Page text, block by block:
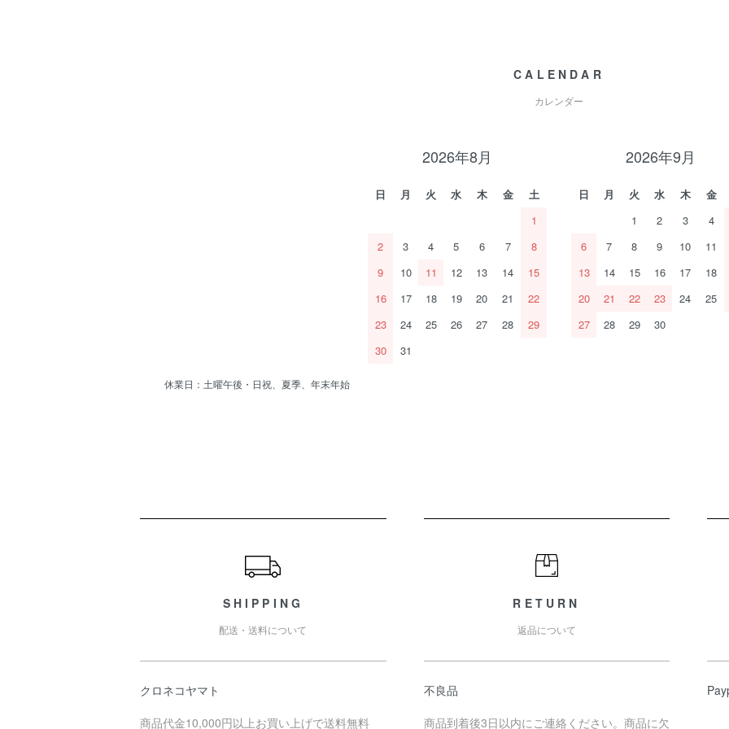
CALENDAR
カレンダー
2026年8月
日 月 火 水 木 金
土
1
2
3 4 5 6 7
8
9
10 11 12 13 14
15
16
17 18 19 20 21
22
23
24 25 26 27 28
29
30
31
2026年9月
日 月 火 水 木 金
1
2 3 4
6
7 8 9 10 11
13
14 15 16 17 18
20
21 22 23 24 25
27
28 29 30
休業日：土曜午後・日祝、夏季、年末年始
SHIPPING
配送・送料について
クロネコヤマト
商品代金10,000円以上お買い上げで送料無料
RETURN
返品について
不良品
商品到着後3日以内にご連絡ください。商品に欠